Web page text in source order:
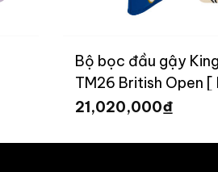
Bộ bọc đầu gậy
TM26 British Open [
21,020,000₫